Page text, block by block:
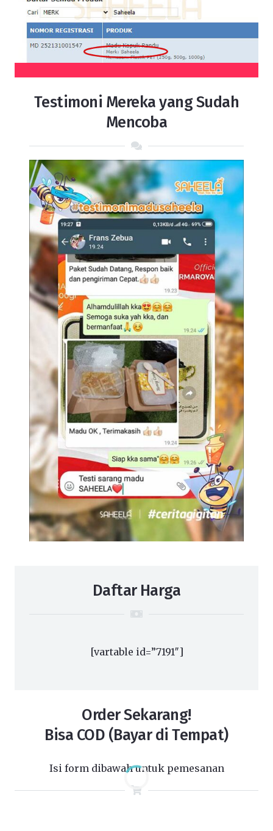
Testimoni Mereka yang Sudah
Mencoba
Daftar Harga
[vartable id=”7191″]
Order Sekarang!
Bisa COD (Bayar di Tempat)
Isi form dibawah untuk pemesanan